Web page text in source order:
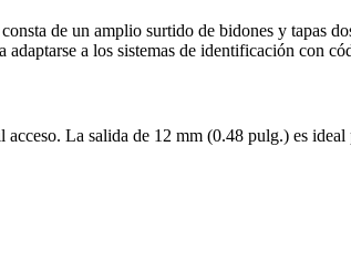
de un amplio surtido de bidones y tapas
a los sistemas de identificación con
La salida de 12 mm (0.48 pulg.) es